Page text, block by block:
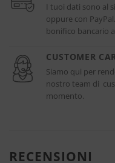
I tuoi dati sono al
oppure con
bonifico bancario
CUSTOMER
Siamo qui per
nostro team di
momento.
RECENSIONI